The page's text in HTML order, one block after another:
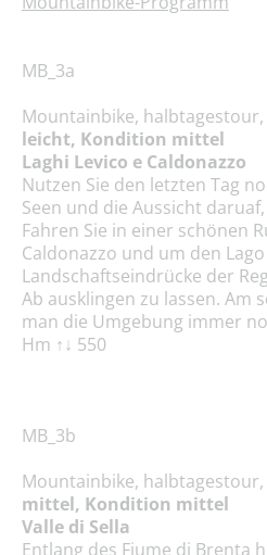
MB_3a
Mountainbike, halbtagestour,
leicht, Kondition mittel
Laghi Levico e Caldonazzo
Nutzen Sie den letzten Tag
Seen und die Aussicht
Fahren Sie in einer schönen
Caldonazzo und um den
Landschaftseindrücke der
Ab ausklingen zu lassen. Am
man die Umgebung immer
Hm ↑↓ 550
MB_3b
Mountainbike, halbtagestour,
mittel, Kondition mittel
Valle di Sella
Entlang des Fiume di Brenta